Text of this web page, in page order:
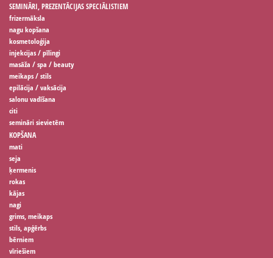
SEMINĀRI, PREZENTĀCIJAS SPECIĀLISTIEM
frizermāksla
nagu kopšana
kosmetoloģija
injekcijas / pīlingi
masāža / spa / beauty
meikaps / stils
epilācija / vaksācija
salonu vadīšana
citi
semināri sievietēm
KOPŠANA
mati
seja
ķermenis
rokas
kājas
nagi
grims, meikaps
stils, apģērbs
bērniem
vīriešiem